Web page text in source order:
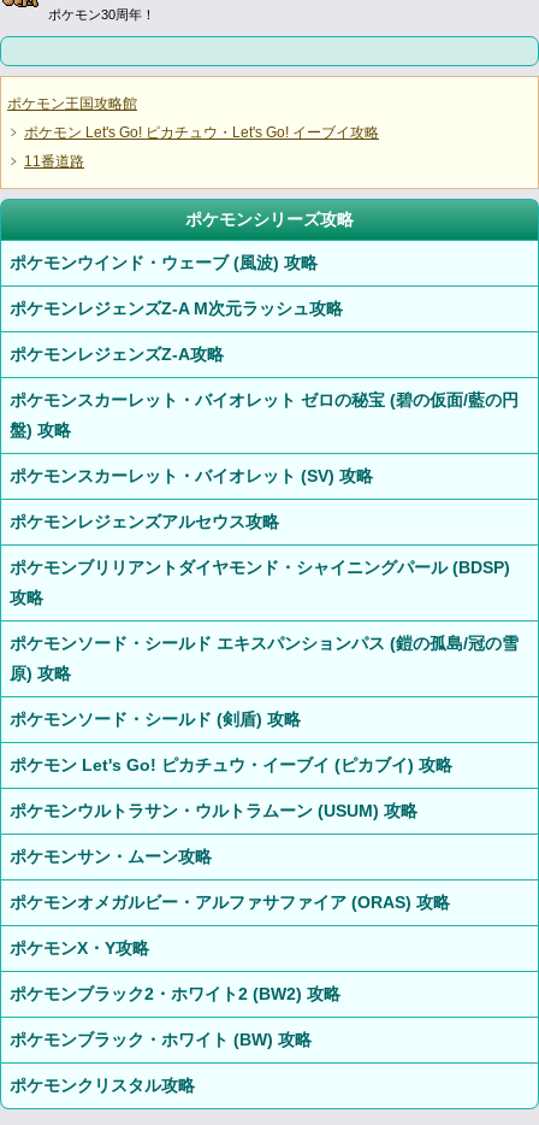
ポケモン30周年！
ポケモン王国攻略館
ポケモン Let's Go! ピカチュウ・Let's Go! イーブイ攻略
11番道路
ポケモンシリーズ攻略
ポケモンウインド・ウェーブ (風波) 攻略
ポケモンレジェンズZ-A M次元ラッシュ攻略
ポケモンレジェンズZ-A攻略
ポケモンスカーレット・バイオレット ゼロの秘宝 (碧の仮面/藍の円
盤) 攻略
ポケモンスカーレット・バイオレット (SV) 攻略
ポケモンレジェンズアルセウス攻略
ポケモンブリリアントダイヤモンド・シャイニングパール (BDSP)
攻略
ポケモンソード・シールド エキスパンションパス (鎧の孤島/冠の雪
原) 攻略
ポケモンソード・シールド (剣盾) 攻略
ポケモン Let's Go! ピカチュウ・イーブイ (ピカブイ) 攻略
ポケモンウルトラサン・ウルトラムーン (USUM) 攻略
ポケモンサン・ムーン攻略
ポケモンオメガルビー・アルファサファイア (ORAS) 攻略
ポケモンX・Y攻略
ポケモンブラック2・ホワイト2 (BW2) 攻略
ポケモンブラック・ホワイト (BW) 攻略
ポケモンクリスタル攻略